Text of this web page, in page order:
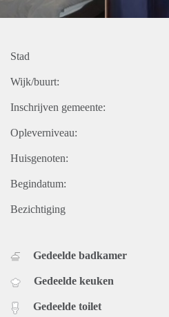
Stad
Wijk/buurt:
Inschrijven gemeente:
Opleverniveau:
Huisgenoten:
Begindatum:
Bezichtiging
Gedeelde badkamer
Gedeelde keuken
Gedeelde toilet